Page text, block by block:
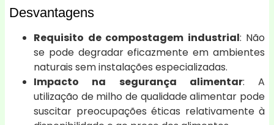
Desvantagens
Requisito de compostagem industrial: Não
se pode degradar eficazmente em ambientes
naturais sem instalações especializadas.
Impacto na segurança alimentar: A
utilização de milho de qualidade alimentar pode
suscitar preocupações éticas relativamente à